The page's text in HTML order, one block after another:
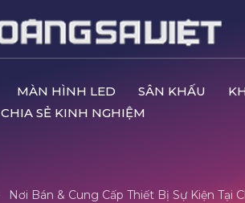
MÀN HÌNH LED SÂN KHẤU
CHIA SẺ KINH NGHIỆM
Nơi Bán & Cung Cấp Thiết Bị Sự Kiện Tại